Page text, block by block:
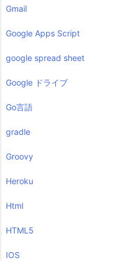
Gmail
Google Apps Script
google spread sheet
Google ドライブ
Go言語
gradle
Groovy
Heroku
Html
HTML5
IOS